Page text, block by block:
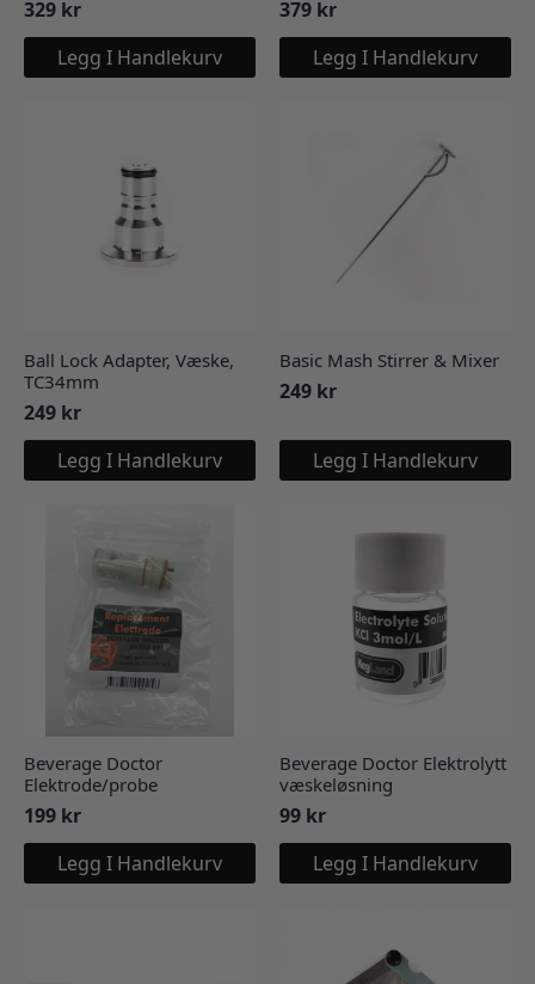
329 kr
Legg I Handlekurv
379 kr
Legg I Handlekurv
Ball Lock Adapter, Væske,
TC34mm
249 kr
Legg I Handlekurv
Basic Mash Stirrer & Mixer
249 kr
Legg I Handlekurv
Beverage Doctor
Elektrode/probe
199 kr
Legg I Handlekurv
Beverage Doctor Elektrolytt
væskeløsning
99 kr
Legg I Handlekurv